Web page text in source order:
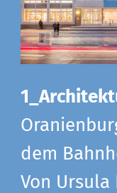
dem
Von Ursula